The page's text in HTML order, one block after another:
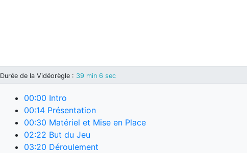
Durée de la Vidéorègle : 39 min 6 sec
00:00 Intro
00:14 Présentation
00:30 Matériel et Mise en Place
02:22 But du Jeu
03:20 Déroulement